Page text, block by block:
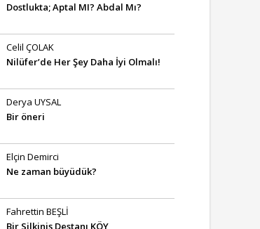
Dostlukta; Aptal MI? Abdal Mı?
Celil ÇOLAK
Nilüfer’de Her Şey Daha İyi Olmalı!
Derya UYSAL
Bir öneri
Elçin Demirci
Ne zaman büyüdük?
Fahrettin BEŞLİ
Bir Silkiniş Destanı KÖY